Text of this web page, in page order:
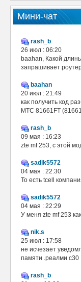
Мини-чат
rash_b
26 июл : 06:20
baahan, Какой
запрашивает
baahan
20 июл : 21:49
как получить код
МТС 81661FT
rash_b
09 мая : 16:23
zte mf 253, с этой
sadik5572
04 мая : 22:30
То есть tcell
sadik5572
04 мая : 22:29
У меня zte mf 253
nik.s
25 июл : 17:58
не исчезает
памяти .реалми с30
rash_b